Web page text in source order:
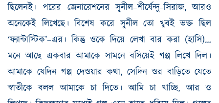
ছিলেনই। পরের জেনারেশনের সুনীল–শীর্ষেন্দু–সিরাজ,আরও
অনেকেই লিখেছে। বিশেষ করে সুনীল তো খুবই ভক্ত ছিল
‘ফ্যান্টাস্টিক’–এর। কিন্তু ওকে দিয়ে লেখা বার করা (হাসি)…
মনে আছে একবার আমাকে সামনে বসিয়েই গল্প লিখে দিল।
আমাকে যেদিন গল্প দেওয়ার কথা, সেদিন ওর বাড়িতে যেতে
স্বাতীকে বলল আমাকে চা দিতে। আমি চা খাচ্ছি,আর ও